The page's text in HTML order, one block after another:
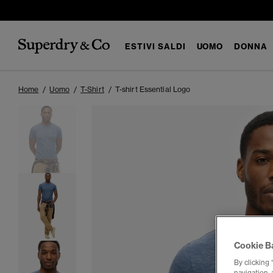
ESTIVI SALDI UOMO DONNA
Home Uomo T-Shirt T-shirt Essential Logo
Cookie
By clicking